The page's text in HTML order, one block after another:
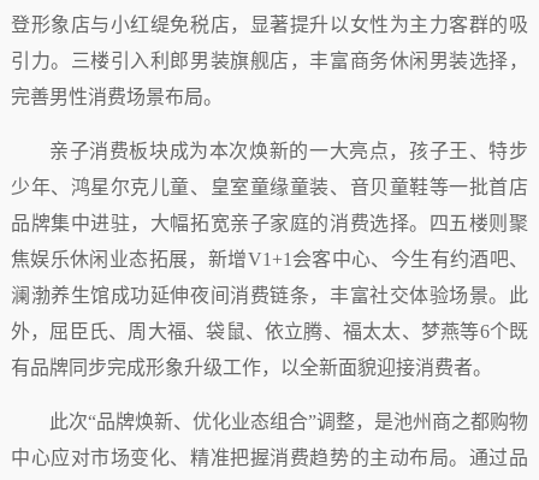
登形象店与小红缇免税店，显著提升以女性为主力客群的吸
引力。三楼引入利郎男装旗舰店，丰富商务休闲男装选择，
完善男性消费场景布局。
亲子消费板块成为本次焕新的一大亮点，孩子王、特步
少年、鸿星尔克儿童、皇室童缘童装、音贝童鞋等一批首店
品牌集中进驻，大幅拓宽亲子家庭的消费选择。四五楼则聚
焦娱乐休闲业态拓展，新增V1+1会客中心、今生有约酒吧、
澜渤养生馆成功延伸夜间消费链条，丰富社交体验场景。此
外，屈臣氏、周大福、袋鼠、依立腾、福太太、梦燕等6个既
有品牌同步完成形象升级工作，以全新面貌迎接消费者。
此次“品牌焕新、优化业态组合”调整，是池州商之都购物
中心应对市场变化、精准把握消费趋势的主动布局。通过品